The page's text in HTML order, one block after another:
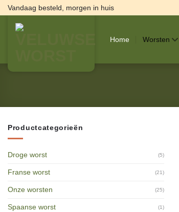
Ga
naar
inhoud
Vandaag besteld, morgen in huis
Home Worsten
Productcategorieën
Droge worst (5)
Franse worst (21)
Onze worsten (25)
Spaanse worst (1)